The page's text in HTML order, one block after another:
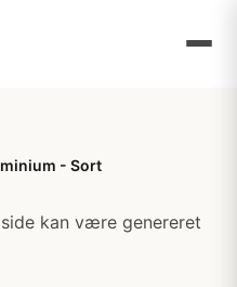
- Sort
kan være genereret